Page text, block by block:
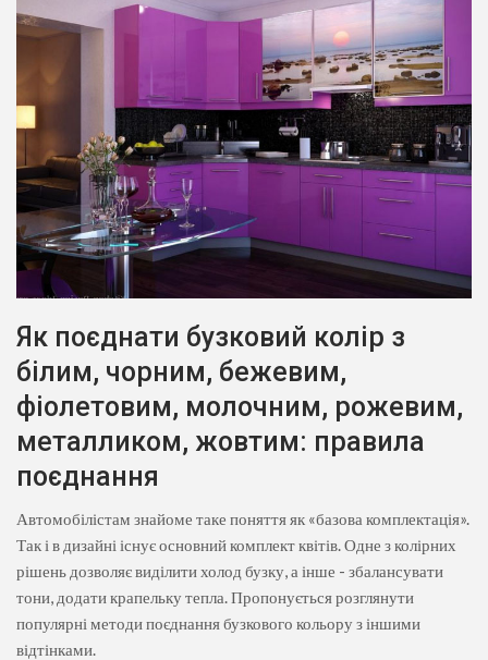
Як поєднати бузковий колір з
білим, чорним, бежевим,
фіолетовим, молочним, рожевим,
металликом, жовтим: правила
поєднання
Автомобілістам знайоме таке поняття як «базова комплектація».
Так і в дизайні існує основний комплект квітів. Одне з колірних
рішень дозволяє виділити холод бузку, а інше - збалансувати
тони, додати крапельку тепла. Пропонується розглянути
популярні методи поєднання бузкового кольору з іншими
відтінками.